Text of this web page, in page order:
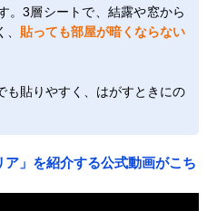
。3層シートで、結露や窓から
貼っても部屋が暗くならない
も貼りやすく、はがすときにの
」を紹介する公式動画がこち